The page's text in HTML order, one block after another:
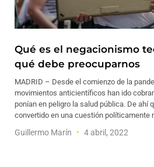
Qué es el negacionismo
qué debe preocuparnos
MADRID – Desde el comienzo de la
movimientos anticientíficos han ido
ponían en peligro la salud pública. De ahí
convertido en una cuestión políticamente
Guillermo Marín 4 abril, 2022